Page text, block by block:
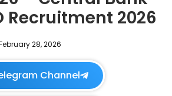
Recruitment 2026
28, 2026
Channel